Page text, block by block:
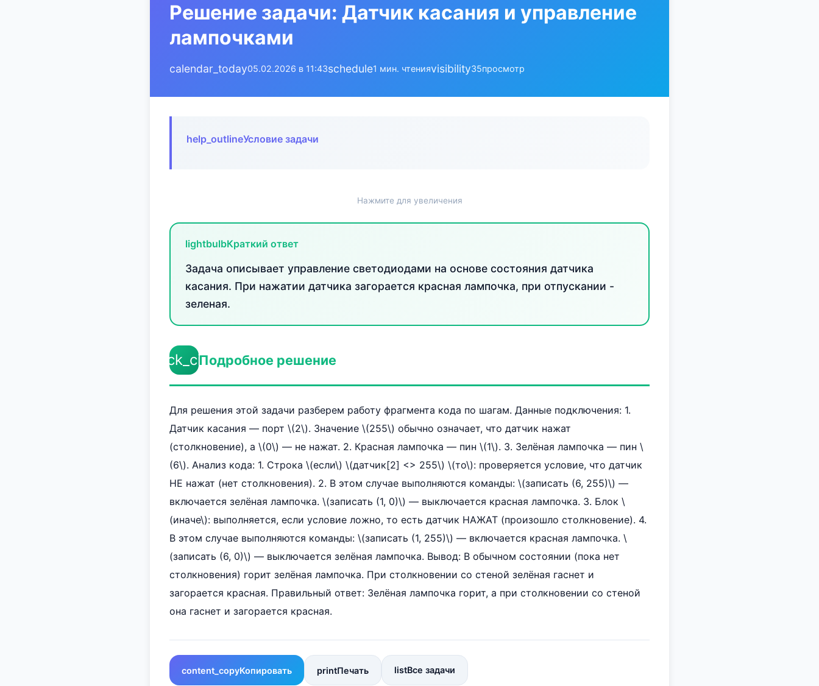
Решение задачи: Датчик касания и управление
лампочками
calendar_today05.02.2026 в 11:43schedule1 мин. чтенияvisibility35просмотр
help_outlineУсловие задачи
Нажмите для увеличения
lightbulbКраткий ответ
Задача описывает управление светодиодами на основе состояния датчика
касания. При нажатии датчика загорается красная лампочка, при отпускании -
зеленая.
check_circleПодробное решение
Для решения этой задачи разберем работу фрагмента кода по шагам. Данные подключения: 1.
Датчик касания — порт \(2\). Значение \(255\) обычно означает, что датчик нажат
(столкновение), а \(0\) — не нажат. 2. Красная лампочка — пин \(1\). 3. Зелёная лампочка — пин \
(6\). Анализ кода: 1. Строка \(если\) \(датчик[2] <> 255\) \(то\): проверяется условие, что датчик
НЕ нажат (нет столкновения). 2. В этом случае выполняются команды: \(записать (6, 255)\) —
включается зелёная лампочка. \(записать (1, 0)\) — выключается красная лампочка. 3. Блок \
(иначе\): выполняется, если условие ложно, то есть датчик НАЖАТ (произошло столкновение). 4.
В этом случае выполняются команды: \(записать (1, 255)\) — включается красная лампочка. \
(записать (6, 0)\) — выключается зелёная лампочка. Вывод: В обычном состоянии (пока нет
столкновения) горит зелёная лампочка. При столкновении со стеной зелёная гаснет и
загорается красная. Правильный ответ: Зелёная лампочка горит, а при столкновении со стеной
она гаснет и загорается красная.
content_copyКопировать printПечать listВсе задачи